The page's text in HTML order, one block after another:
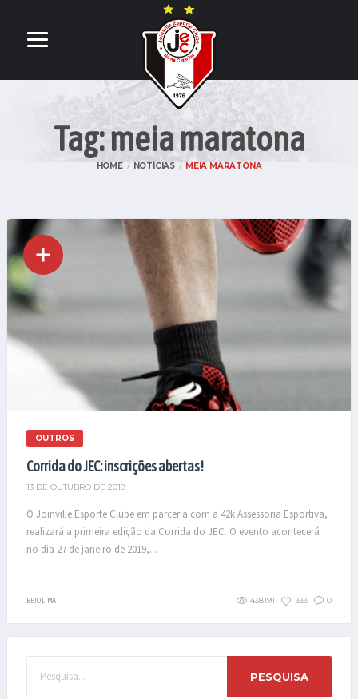
Tag: meia maratona
HOME NOTÍCIAS MEIA MARATONA
OUTROS
Corrida do JEC: inscrições abertas!
13 DE OUTUBRO DE 2018
O Joinville Esporte Clube em parceria com a 42k Assessoria Esportiva,
realizará a primeira edição da Corrida do JEC. O evento acontecerá
no dia 27 de janeiro de 2019,...
BETO LIMA 438191 333 0
PESQUISA